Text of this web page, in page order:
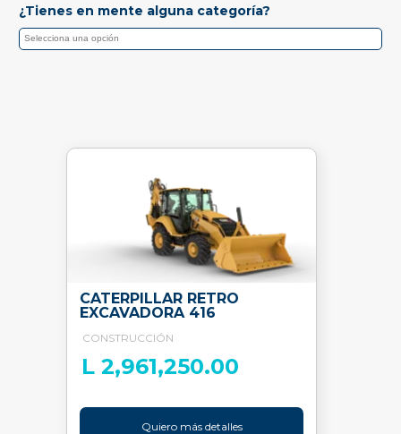
¿Tienes en mente alguna categoría?
CATERPILLAR RETRO
EXCAVADORA 416
CONSTRUCCIÓN
L 2,961,250.00
Quiero más detalles